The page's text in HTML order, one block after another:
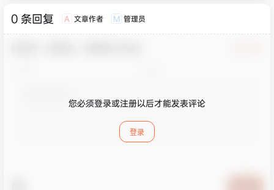
0 条回复 A 文章作者 M 管理员
您必须登录或注册以后才能发表评论
登录